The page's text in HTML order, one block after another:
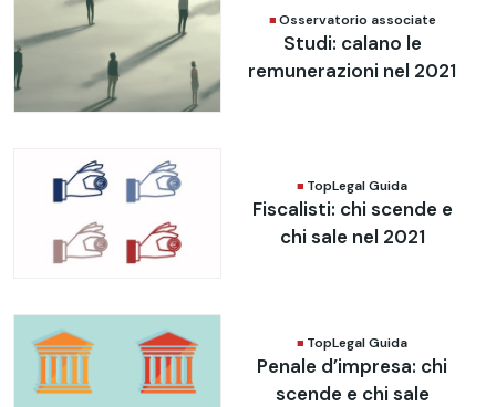
Osservatorio associate
Studi: calano le
remunerazioni nel 2021
TopLegal Guida
Fiscalisti: chi scende e
chi sale nel 2021
TopLegal Guida
Penale d’impresa: chi
scende e chi sale